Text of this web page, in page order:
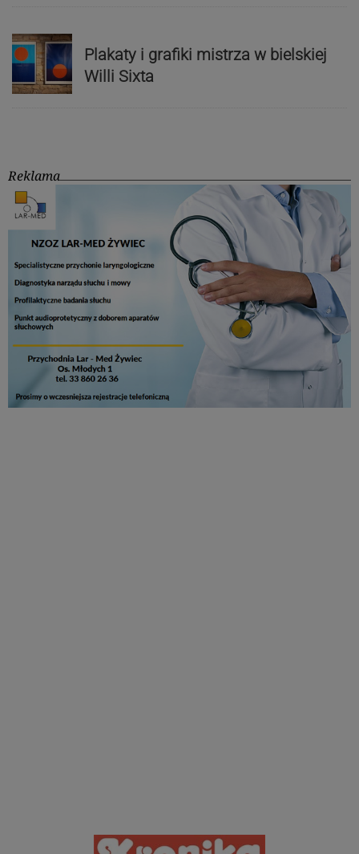
Plakaty i grafiki mistrza w bielskiej
Willi Sixta
Reklama